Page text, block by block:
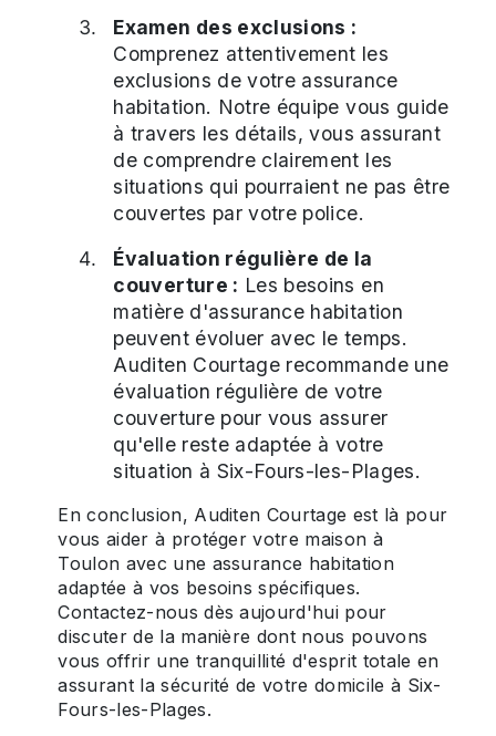
Examen des exclusions :
Comprenez attentivement les
exclusions de votre assurance
habitation. Notre équipe vous guide
à travers les détails, vous assurant
de comprendre clairement les
situations qui pourraient ne pas être
couvertes par votre police.
Évaluation régulière de la
couverture : Les besoins en
matière d'assurance habitation
peuvent évoluer avec le temps.
Auditen Courtage recommande une
évaluation régulière de votre
couverture pour vous assurer
qu'elle reste adaptée à votre
situation à Six-Fours-les-Plages.
En conclusion, Auditen Courtage est là pour
vous aider à protéger votre maison à
Toulon avec une assurance habitation
adaptée à vos besoins spécifiques.
Contactez-nous dès aujourd'hui pour
discuter de la manière dont nous pouvons
vous offrir une tranquillité d'esprit totale en
assurant la sécurité de votre domicile à Six-
Fours-les-Plages.